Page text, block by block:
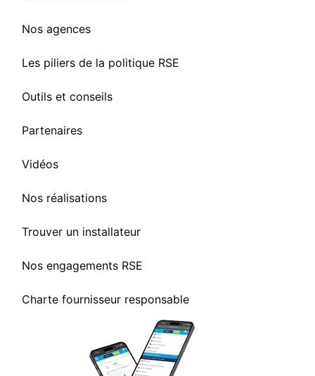
Nos agences
Les piliers de la politique RSE
Outils et conseils
Partenaires
Vidéos
Nos réalisations
Trouver un installateur
Nos engagements RSE
Charte fournisseur responsable